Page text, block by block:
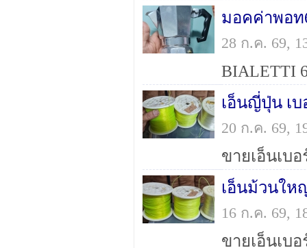
มอคค่าพอ
28 ก.ค. 69,
เอ็นญี่ปุ่น เ
20 ก.ค. 69,
เอ็นม้วนให
16 ก.ค. 69,